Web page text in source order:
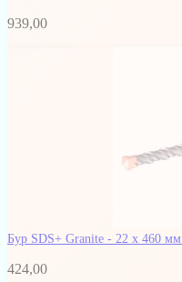
939,00
Бур SDS+ Granite - 22 х 460 мм
424,00